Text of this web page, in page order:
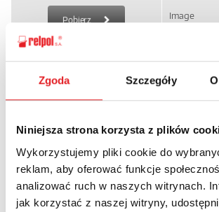
Zgoda Szczegóły
Niniejsza strona korzysta z plików
Wykorzystujemy pliki cookie do
reklam, aby oferować funkcje
analizować ruch w naszych witrynach.
jak korzystać z naszej witryny,
Pobierz Image
Pobierz
4
Pobierz Image